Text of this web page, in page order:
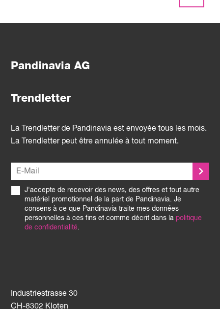
Pandinavia AG
Trendletter
Industriestrasse 30
CH-8302 Kloten
La Trendletter de Pandinavia est envoyée tous les mois.
La Trendletter peut être annulée à tout moment.
J'accepte de recevoir des news, des offres et tout autre
matériel promotionnel de la part de Pandinavia. Je
consens à ce que Pandinavia traite mes données
personnelles à ces fins et comme décrit dans la politique
de confidentialité.